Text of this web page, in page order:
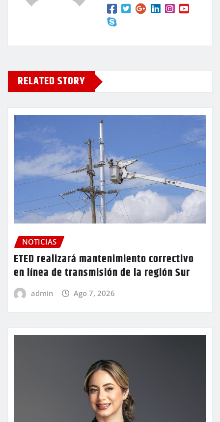
RELATED STORY
NOTICIAS
ETED realizará mantenimiento correctivo
en línea de transmisión de la región Sur
admin Ago 7, 2026